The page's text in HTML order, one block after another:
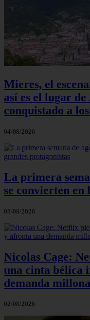
Mieres, el
así es el lugar
conquistado a
04/08/2026
La primera
se convierten en
03/08/2026
Nicolas Cage:
una cinta bélica
demanda
02/08/2026